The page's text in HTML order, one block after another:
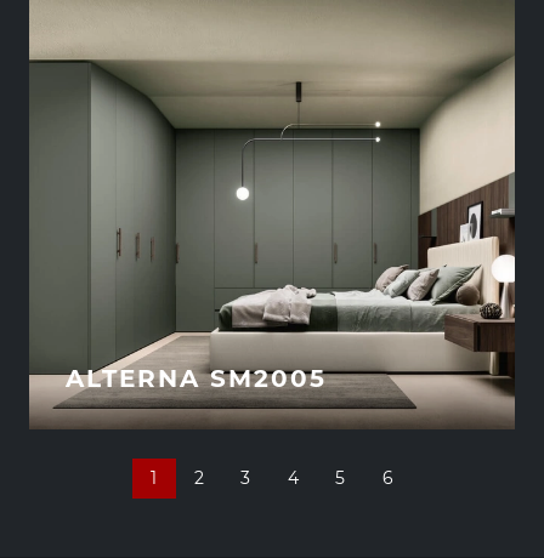
ALTERNA SM2005
1 2 3 4 5 6